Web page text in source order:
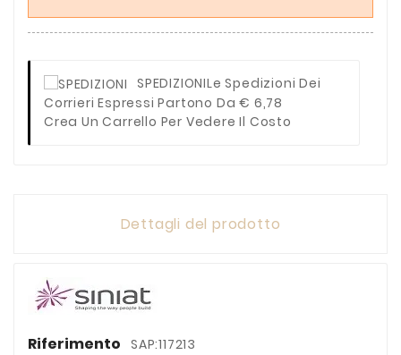
SPEDIZIONILe Spedizioni Dei
Corrieri Espressi Partono Da € 6,78
Crea Un Carrello Per Vedere Il Costo
Dettagli del prodotto
Riferimento SAP:117213